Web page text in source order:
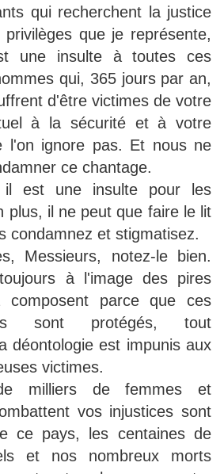
qui recherchent la justice
que je représente,
une insulte à toutes ces
qui, 365 jours par an,
d'être victimes de votre
à la sécurité et à votre
l'on ignore pas. Et nous ne
ce chantage.
il est une insulte pour les
plus, il ne peut que faire le lit
condamnez et stigmatisez.
Messieurs, notez-le bien.
à l'image des pires
composent parce que ces
sont protégés, tout
déontologie est impunis aux
victimes.
milliers de femmes et
vos injustices sont
ce pays, les centaines de
et nos nombreux morts